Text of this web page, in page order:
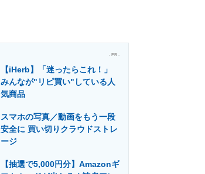
マーケ×ITの今がよく分かる
- PR -
【iHerb】「迷ったらこれ！」
みんなが"リピ買い"している人
気商品
スマホの写真／動画をもう一段
安全に 買い切りクラウドストレ
ージ
【抽選で5,000円分】Amazonギ